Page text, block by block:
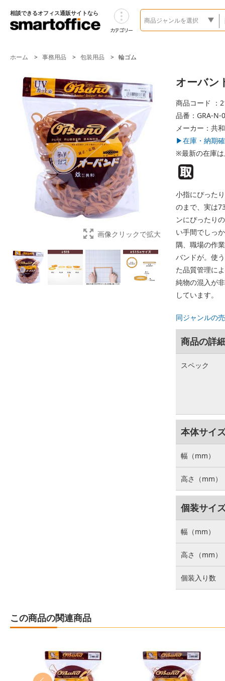
相談できるオフィス通販サイトなら
ホーム 事務用品 包装用品 輪ゴム
画像クリックで拡大
オーバン
商品コード ：
品番：GRA-N-
メーカー：共和
▶在庫・納期
※最新の在庫
小指にぴった
のまで、実は
ンにぴったり
い手間でしっ
隅、職場の作
バンドが。使
た品質管理に
純物の混入が
しています。
同ジャンルの
商品の詳
スペック
本体サイ
幅（mm）
高さ（mm）
個装サイ
幅（mm）
高さ（mm）
個装入り数
この商品の関連商品